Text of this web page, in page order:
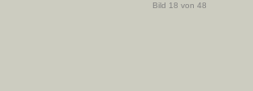
Bild 18 von 48